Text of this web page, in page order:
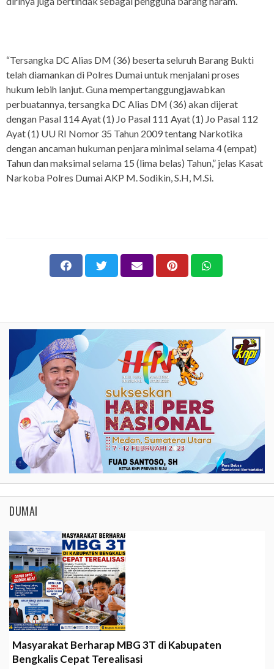
“Tersangka DC Alias DM (36) beserta seluruh Barang Bukti
telah diamankan di Polres Dumai untuk menjalani proses
hukum lebih lanjut. Guna mempertanggungjawabkan
perbuatannya, tersangka DC Alias DM (36) akan dijerat
dengan Pasal 114 Ayat (1) Jo Pasal 111 Ayat (1) Jo Pasal 112
Ayat (1) UU RI Nomor 35 Tahun 2009 tentang Narkotika
dengan ancaman hukuman penjara minimal selama 4 (empat)
Tahun dan maksimal selama 15 (lima belas) Tahun,” jelas Kasat
Narkoba Polres Dumai AKP M. Sodikin, S.H, M.Si.
DUMAI
Masyarakat Berharap MBG 3T di Kabupaten
Bengkalis Cepat Terealisasi